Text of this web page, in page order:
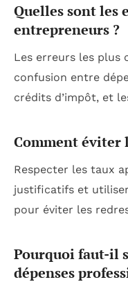
Quelles sont les
entrepreneurs ?
Les erreurs les plus
confusion entre
crédits d’impôt, et
Comment éviter
Respecter les taux
justificatifs et
pour éviter les
Pourquoi faut-il
dépenses